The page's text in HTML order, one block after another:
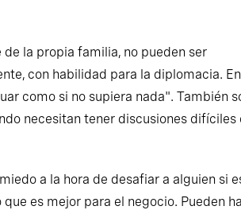
la propia familia, no pueden ser
con habilidad para la diplomacia. En
como si no supiera nada". También
necesitan tener discusiones difíciles
a la hora de desafiar a alguien si
es mejor para el negocio. Pueden